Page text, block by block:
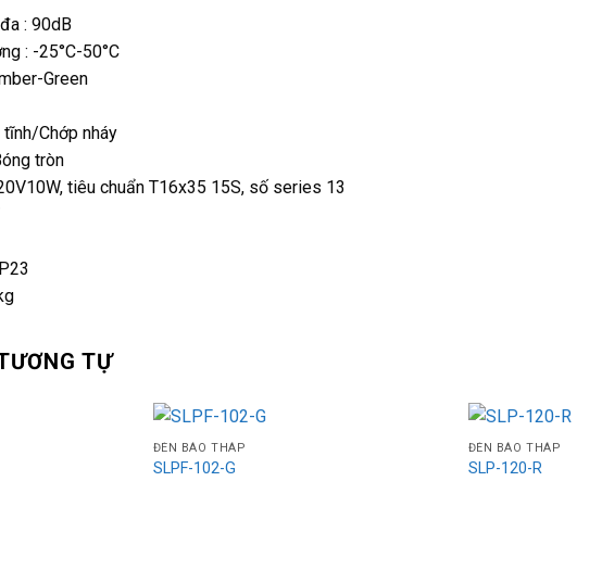
: 90dB
: -25°C-50°C
Green
tĩnh/Chớp nháy
tròn
tiêu chuẩn T16x35 15S, số series 13
TỰ
ĐÈN BÁO THÁP
SLPF-102-G
ĐÈN BÁO THÁP
SLP-120-R